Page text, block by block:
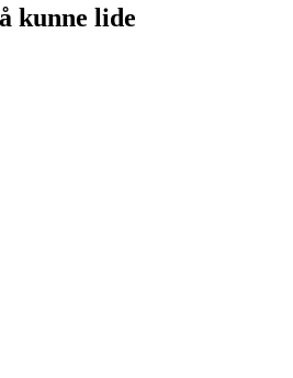
kunne lide